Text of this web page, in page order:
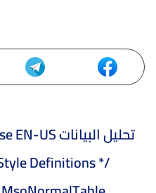
تحليل البياناتEN-US
Definitions */